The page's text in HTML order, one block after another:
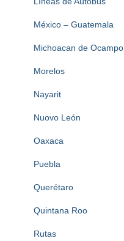
México – Guatemala
Michoacan de Ocampo
Morelos
Nayarit
Nuovo León
Oaxaca
Puebla
Querétaro
Quintana Roo
Rutas